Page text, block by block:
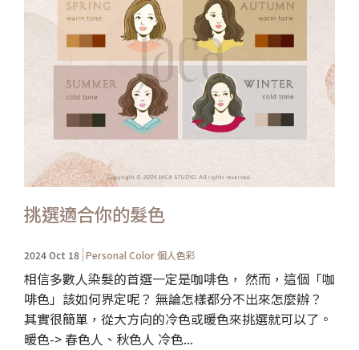
挑選適合你的髮色
2024 Oct 18 Personal Color 個人色彩
相信多數人染髮的首選一定是咖啡色， 然而，這個「咖
啡色」該如何界定呢？ 無論怎樣都分不出來怎麼辦？
其實很簡單，從大方向的冷色或暖色來挑選就可以了。
暖色-> 春色人、秋色人 冷色...